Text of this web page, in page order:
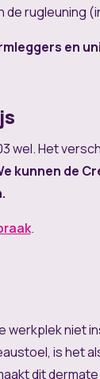
de
en
wel. Het
kunnen de
.
niet
is het
dit